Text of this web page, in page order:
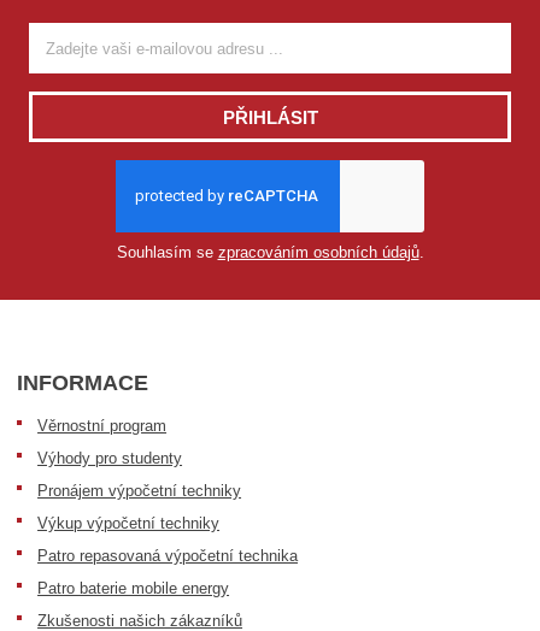
PŘIHLÁSIT
Souhlasím se zpracováním osobních údajů.
INFORMACE
Věrnostní program
Výhody pro studenty
Pronájem výpočetní techniky
Výkup výpočetní techniky
Patro repasovaná výpočetní technika
Patro baterie mobile energy
Zkušenosti našich zákazníků